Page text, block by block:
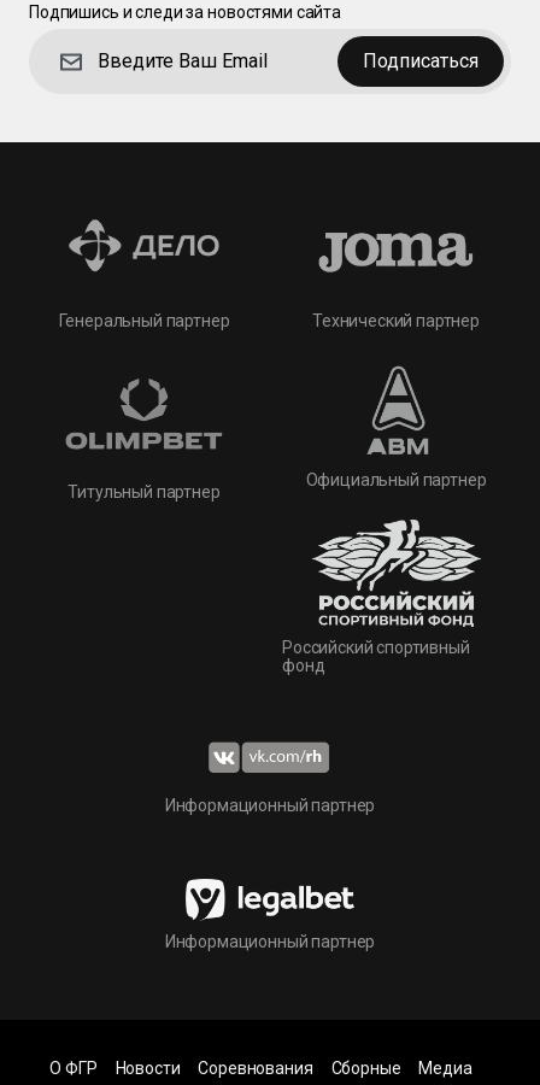
Подпишись и следи за новостями сайта
Подписаться
Генеральный партнер
Титульный партнер
Технический партнер
Официальный партнер
Российский спортивный
фонд
Информационный партнер
Информационный партнер
О ФГР Новости Соревнования Сборные Медиа